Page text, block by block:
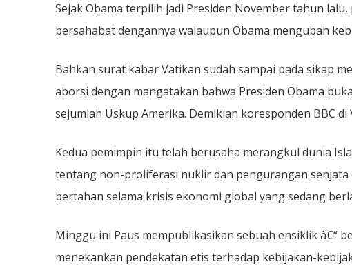
Sejak Obama terpilih jadi Presiden November tahun
bersahabat dengannya walaupun Obama mengubah
Bahkan surat kabar Vatikan sudah sampai pada sikap
aborsi dengan mangatakan bahwa Presiden Obama
sejumlah Uskup Amerika. Demikian koresponden BBC di
Kedua pemimpin itu telah berusaha merangkul dunia
tentang non-proliferasi nuklir dan pengurangan
bertahan selama krisis ekonomi global yang sedang
Minggu ini Paus mempublikasikan sebuah ensiklik â€“
menekankan pendekatan etis terhadap kebijakan-